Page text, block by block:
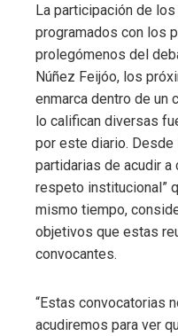
La participación de
programados con los
prolegómenos del
Núñez Feijóo, los
enmarca dentro de un
lo califican diversas
por este diario.
partidarias de acudir a
respeto institucional”
mismo tiempo,
objetivos que estas
convocantes.
“Estas convocatorias
acudiremos para ver